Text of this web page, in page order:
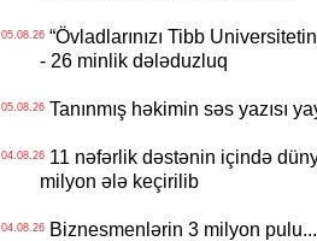
05.08.26“Övladlarınızı Tibb
- 26 minlik dələduzluq
05.08.26Tanınmış həkimin səs yazısı
04.08.2611 nəfərlik dəstənin içində
milyon ələ keçirilib
04.08.26Biznesmenlərin 3 milyon